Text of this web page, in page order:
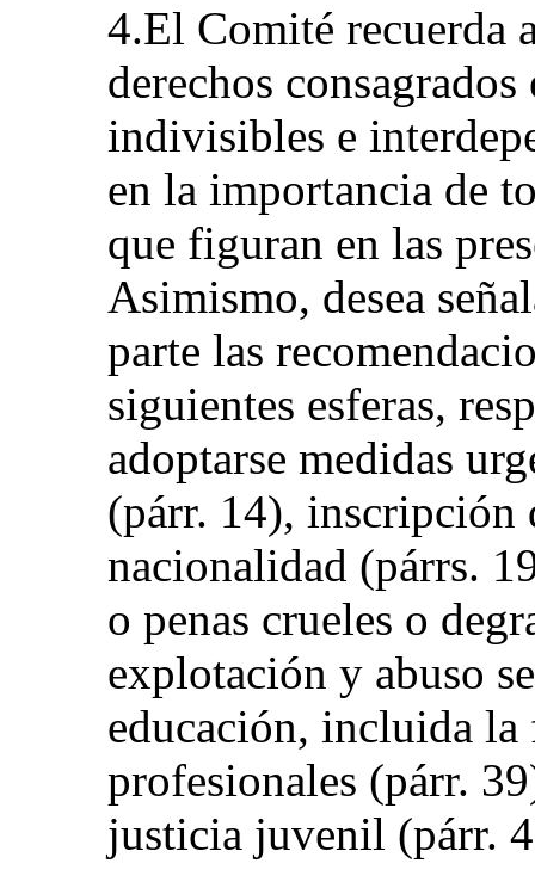
4.El Comité recuerda
derechos
indivisibles e
en la importancia de
que figuran en las
Asimismo, desea
parte las
siguientes esferas,
adoptarse medidas
(párr. 14), inscripción
nacionalidad (párrs.
o penas crueles o
explotación y abuso
educación, incluida
profesionales (párr.
justicia juvenil (párr.